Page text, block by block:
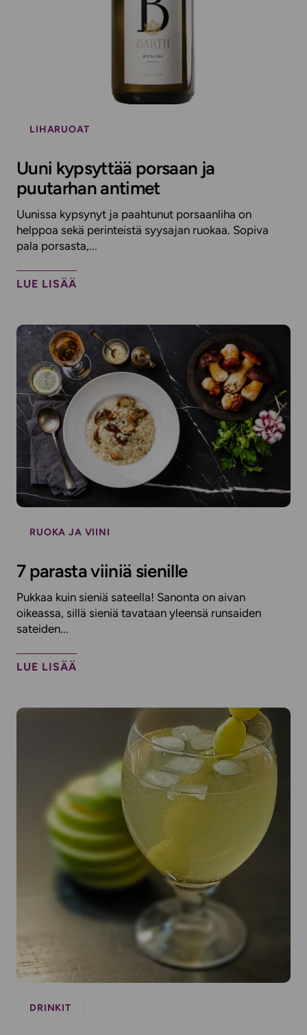
LIHARUOAT
Uuni kypsyttää porsaan ja
puutarhan antimet
Uunissa kypsynyt ja paahtunut porsaanliha on
helppoa sekä perinteistä syysajan ruokaa. Sopiva
pala porsasta,...
LUE LISÄÄ
RUOKA JA VIINI
7 parasta viiniä sienille
Pukkaa kuin sieniä sateella! Sanonta on aivan
oikeassa, sillä sieniä tavataan yleensä runsaiden
sateiden...
LUE LISÄÄ
DRINKIT